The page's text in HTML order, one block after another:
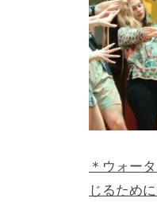
＊ウォー
じるため